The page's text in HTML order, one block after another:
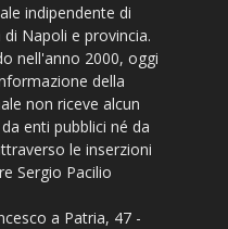
indipendente di
Napoli e provincia.
nell'anno 2000, oggi
della
non riceve alcun
enti pubblici né da
le inserzioni
Sergio Pacilio
a Patria, 47 -